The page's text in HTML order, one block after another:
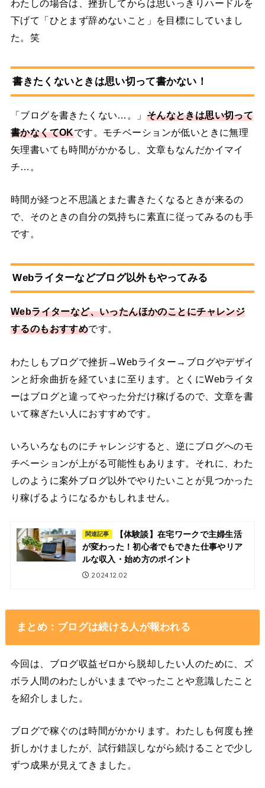
わたしの場合は、挫折してからは思いっきりハードルを
下げて「ひとまず辞めないこと」を目標にしていまし
た。笑
書きたくないときは思い切って書かない！
「ブログを書きたくない…。」 そんなときは思い切って
書かなくてOKです。モチベーションが低いときに無理
矢理書いても時間がかかるし、文章もなんだかイマイ
チ…。
時間が経つと不思議とまた書きたくなるときが来るの
で、そのときの自分の気持ちに素直に従ってみるのも手
です。
Webライターなどブログ以外もやってみる
Webライターなど、いったんほかのことにチャレンジ
するのもおすすめです。
わたしもブログで挫折→Webライター→ブログやデザイ
ンと紆余曲折を経ていまに至ります。とくにWebライタ
ーはブログと違ってやった分だけ稼げるので、文章を書
いて稼ぎたい人におすすめです。
いろいろなものにチャレンジすると、逆にブログへのモ
チベーションが上がる可能性もあります。それに、わた
しのように案外ブログ以外でやりたいことが見つかった
り稼げるようになるかもしれません。
関連記事
【体験談】在宅ワークで主婦生活
が変わった！初心者でもできた仕事やリア
ルな収入・始め方のポイント
2024.12.02
まとめ：ブログは続ける人が報われる
今回は、ブログ収益ゼロから脱却したい人のために、ズ
ボラ人間のわたしがいままでやったことや意識したこと
を紹介しました。
ブログで稼ぐのは時間がかかります。わたしも何度も挫
折しかけましたが、試行錯誤しながら続けることで少し
ずつ成果が見えてきました。